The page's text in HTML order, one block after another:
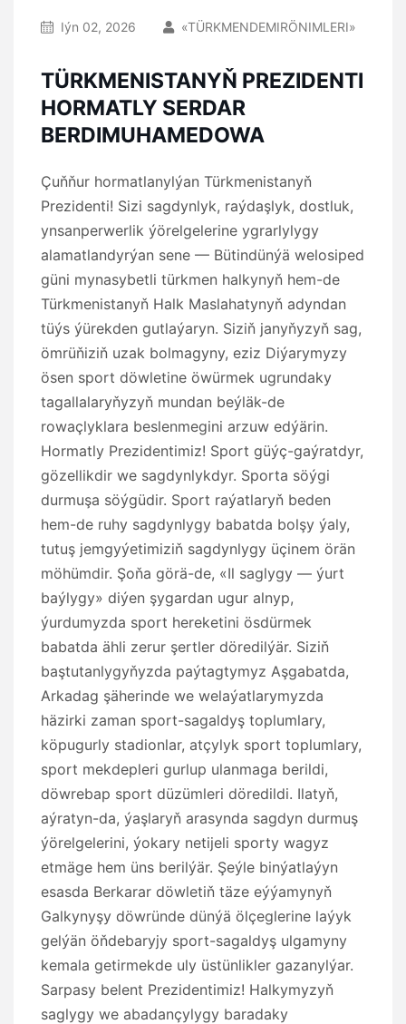
Iýn 02, 2026 «TÜRKMENDEMIRÖNIMLERI»
TÜRKMENISTANYŇ PREZIDENTI
HORMATLY SERDAR
BERDIMUHAMEDOWA
Çuňňur hormatlanylýan Türkmenistanyň
Prezidenti! Sizi sagdynlyk, raýdaşlyk, dostluk,
ynsanperwerlik ýörelgelerine ygrarlylygy
alamatlandyrýan sene — Bütindünýä welosiped
güni mynasybetli türkmen halkynyň hem-de
Türkmenistanyň Halk Maslahatynyň adyndan
tüýs ýürekden gutlaýaryn. Siziň janyňyzyň sag,
ömrüňiziň uzak bolmagyny, eziz Diýarymyzy
ösen sport döwletine öwürmek ugrundaky
tagallalaryňyzyň mundan beýläk-de
rowaçlyklara beslenmegini arzuw edýärin.
Hormatly Prezidentimiz! Sport güýç-gaýratdyr,
gözellikdir we sagdynlykdyr. Sporta söýgi
durmuşa söýgüdir. Sport raýatlaryň beden
hem-de ruhy sagdynlygy babatda bolşy ýaly,
tutuş jemgyýetimiziň sagdynlygy üçinem örän
möhümdir. Şoňa görä-de, «Il saglygy — ýurt
baýlygy» diýen şygardan ugur alnyp,
ýurdumyzda sport hereketini ösdürmek
babatda ähli zerur şertler döredilýär. Siziň
baştutanlygyňyzda paýtagtymyz Aşgabatda,
Arkadag şäherinde we welaýatlarymyzda
häzirki zaman sport-sagaldyş toplumlary,
köpugurly stadionlar, atçylyk sport toplumlary,
sport mekdepleri gurlup ulanmaga berildi,
döwrebap sport düzümleri döredildi. Ilatyň,
aýratyn-da, ýaşlaryň arasynda sagdyn durmuş
ýörelgelerini, ýokary netijeli sporty wagyz
etmäge hem üns berilýär. Şeýle binýatlaýyn
esasda Berkarar döwletiň täze eýýamynyň
Galkynyşy döwründe dünýä ölçeglerine laýyk
gelýän öňdebaryjy sport-sagaldyş ulgamyny
kemala getirmekde uly üstünlikler gazanylýar.
Sarpasy belent Prezidentimiz! Halkymyzyň
saglygy we abadançylygy baradaky